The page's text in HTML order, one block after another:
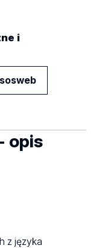
i
opis
z języka